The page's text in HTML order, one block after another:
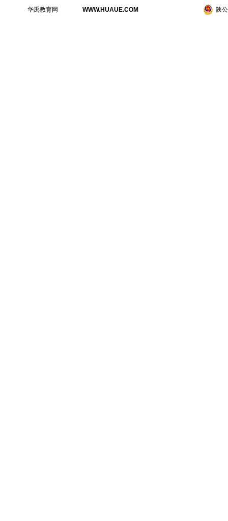
华禹教育网 WWW.HUAUE.COM 陕